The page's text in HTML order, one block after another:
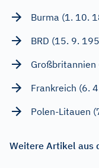
Burma (1. 10.
BRD (15. 9.
Großbritannien
Frankreich (6.
Polen-Litauen
Weitere Artikel aus